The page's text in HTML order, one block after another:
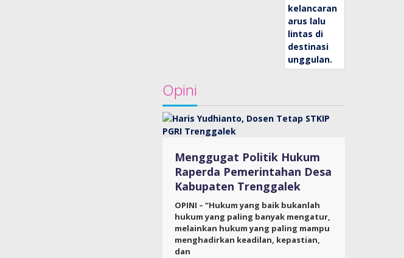
Opini
Menggugat Politik Hukum
Raperda Pemerintahan Desa
Kabupaten Trenggalek
OPINI – “Hukum yang baik bukanlah
hukum yang paling banyak mengatur,
melainkan hukum yang paling mampu
menghadirkan keadilan, kepastian,
dan